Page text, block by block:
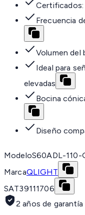
Certificados:
Frecuencia
Volumen del
Ideal para
elevadas
Bocina
Diseño
ModeloS60ADL-110-
MarcaQLIGHT
SAT39111706
2 años de garantía